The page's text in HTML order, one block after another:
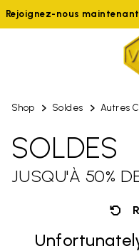
Rejoignez-nous
Shop Soldes Autres
SOLDES
JUSQU'À 50%